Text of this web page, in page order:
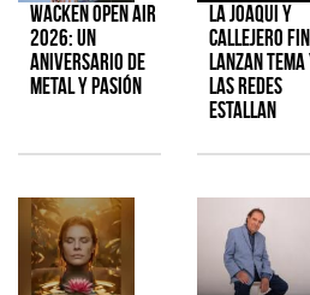
Wacken Open Air
2026: Un
aniversario de
metal y pasión
La Joaqui y
Callejero
lanzan tema
las redes
estallan